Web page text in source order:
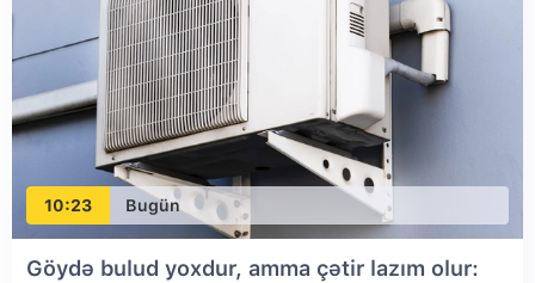
10:23 Bugün
Göydə bulud yoxdur, amma çətir lazım olur: